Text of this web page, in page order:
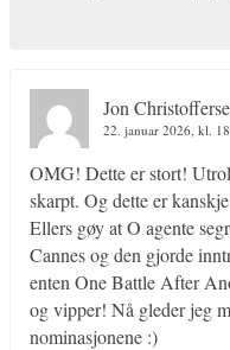
Jon
22. januar 2026, kl.
OMG! Dette er stort!
skarpt. Og dette er
Ellers gøy at O agente
Cannes og den gjorde
enten One Battle After
og vipper! Nå gleder jeg
nominasjonene :)